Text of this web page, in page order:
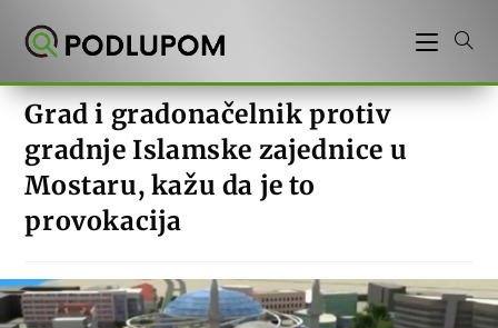
Grad i gradonačelnik protiv
gradnje Islamske zajednice u
Mostaru, kažu da je to
provokacija